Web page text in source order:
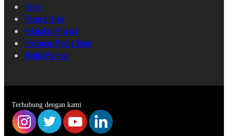
Home
Pasang Iklan
Kebijakan Privasi
Pedoman Media Siber
Media Partner
Terhubung dengan kami